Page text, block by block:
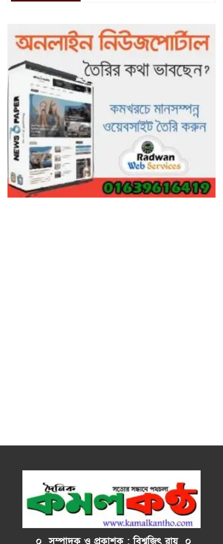
আটকে পড়া ১০ পর্যটককে উদ্ধার করল
পুলিশ ও ফায়ার সার্ভিস
গাছ না কেটে আমাদের পুড়িয়ে মারলে
ভালো হতো’: বন বিভাগের নিষ্ঠুরতায়
নিঃস্ব কৃষক
০ সম্পাদক ও প্রকাশক : বিশ্বজিৎ রায় ০